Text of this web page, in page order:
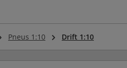
Pneus 1:10 Drift 1:10